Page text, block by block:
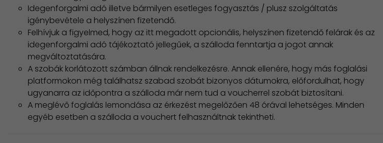
Idegenforgalmi adó illetve bármilyen esetleges fogyasztás / plusz szolgáltatás
igénybevétele a helyszínen fizetendő.
Felhívjuk a figyelmed, hogy az itt megadott opcionális, helyszínen fizetendő felárak és az
idegenforgalmi adó tájékoztató jellegűek, a szálloda fenntartja a jogot annak
megváltoztatására.
A szobák korlátozott számban állnak rendelkezésre. Annak ellenére, hogy más foglalási
platformokon még találhatsz szabad szobát bizonyos dátumokra, előfordulhat, hogy
ugyanarra az időpontra a szálloda már nem tud a voucherrel szobát biztosítani.
A meglévő foglalás lemondása az érkezést megelőzően 48 órával lehetséges. Minden
egyéb esetben a szálloda a vouchert felhasználtnak tekintheti.